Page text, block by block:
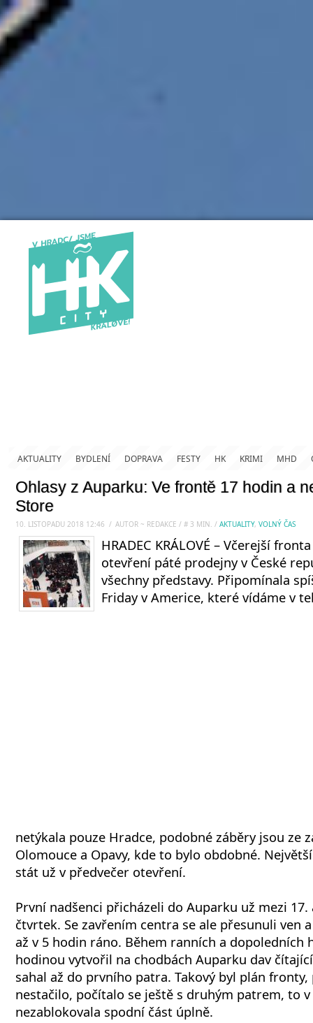
AKTUALITY BYDLENÍ DOPRAVA FESTY HK KRIMI MHD
Ohlasy z Auparku: Ve frontě 17 hodin a
Store
10. LISTOPADU 2018 12:46 / AUTOR ~ REDAKCE / # 3 MIN. / AKTUALITY, VOLNÝ ČAS
HRADEC KRÁLOVÉ – Včerejší
otevření páté prodejny v České
všechny představy. Připomínala
Friday v Americe, které vídáme v
netýkala pouze Hradce, podobné záběry jsou ze
Olomouce a Opavy, kde to bylo obdobné.
stát už v předvečer otevření.
První nadšenci přicházeli do Auparku už mezi 17.
čtvrtek. Se zavřením centra se ale přesunuli ven
až v 5 hodin ráno. Během ranních a dopoledních
hodinou vytvořil na chodbách Auparku dav
sahal až do prvního patra. Takový byl plán
nestačilo, počítalo se ještě s druhým patrem, to
nezablokovala spodní část úplně.